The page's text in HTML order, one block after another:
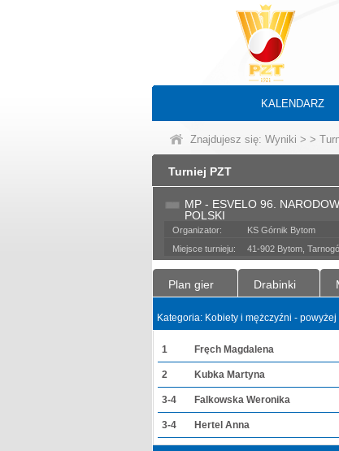
KALENDARZ
Znajdujesz się: Wyniki > >
Turniej PZT
MP - ESVELO 96.
POLSKI
Organizator:
KS Górnik Bytom
Miejsce turnieju:
41-902 Bytom,
Plan gier Drabinki
Kategoria: Kobiety i mężczyźni -
1 Fręch Magdalena
2 Kubka Martyna
3-4 Falkowska Weronika
3-4 Hertel Anna